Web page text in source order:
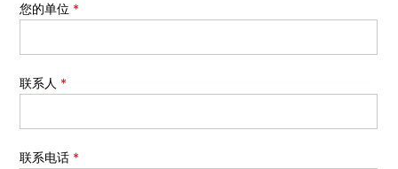
您的单位 *
联系人 *
联系电话 *